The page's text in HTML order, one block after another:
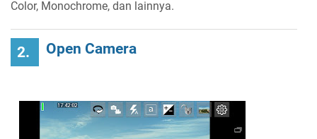
Color, Monochrome, dan lainnya.
2. Open Camera